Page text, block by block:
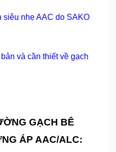
siêu nhẹ AAC do SAKO
và cần thiết về gạch
GẠCH BÊ
ÁP AAC/ALC: